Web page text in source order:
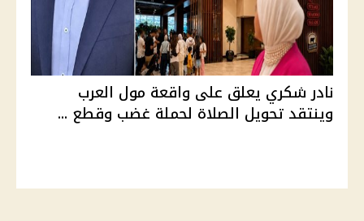
نادر شكري يعلق على واقعة مول العرب
وينتقد تحويل الصلاة لحملة غضب وقطع ...